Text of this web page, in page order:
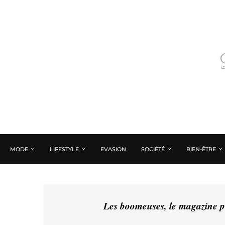
MODE LIFESTYLE EVASION SOCIÉTÉ BIEN-ÊTRE
Les boomeuses, le